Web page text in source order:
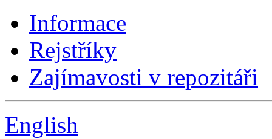
Informace
Rejstříky
Zajímavosti v repozitáři
English